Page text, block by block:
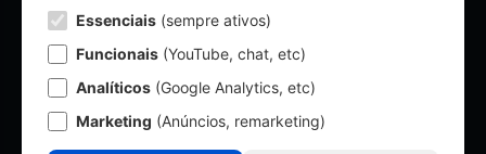
Conectamos as tecnologias líderes do
mercado
Essenciais (sempre ativos)
Funcionais (YouTube, chat, etc)
Analíticos (Google Analytics, etc)
Marketing (Anúncios, remarketing)